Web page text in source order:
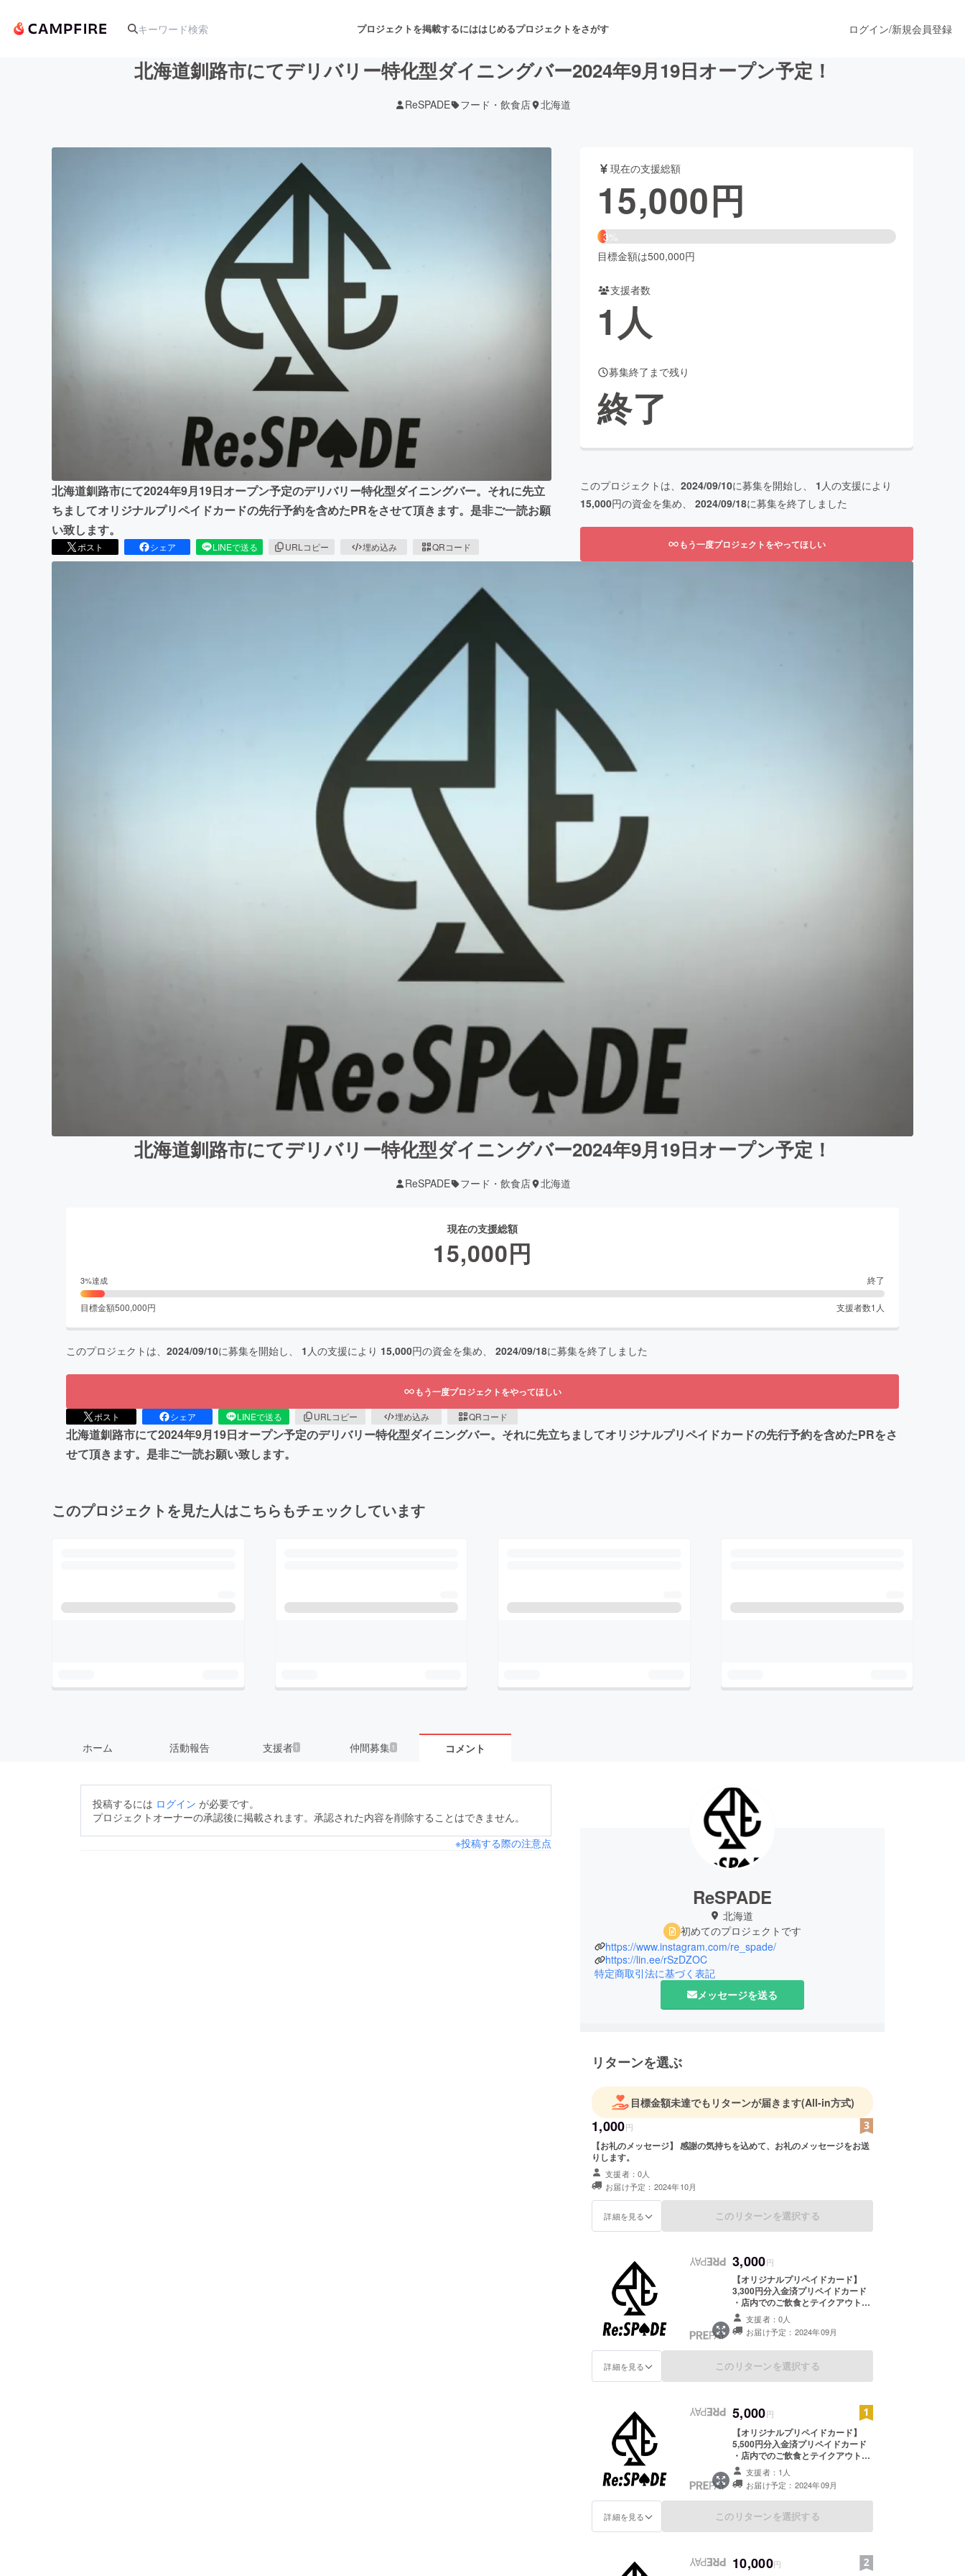
プロジェクトを掲載するにははじめるプロジェクトをさがす
舞台・パフォーマンス
テクノロジー・ガジェット ゲーム・サービス開発 ファッション
書籍・雑誌出版
ビジネス・起業 チャレンジ ビューティー・ヘルスケア
まちづくり・地域活性化
ログイン/新規会員登録
北海道釧路市にてデリバリー特化型ダイニングバー2024年9月19日オープン予定！
ReSPADE フード・飲食店 北海道
北海道釧路市にて2024年9月19日オープン予定のデリバリー特化型ダイニングバー。それに先立
ちましてオリジナルプリペイドカードの先行予約を含めたPRをさせて頂きます。是非ご一読お願
い致します。
ポスト シェア LINEで送る URLコピー 埋め込み QRコード
現在の支援総額
15,000円
3%
目標金額は500,000円
支援者数
1人
募集終了まで残り
終了
このプロジェクトは、 2024/09/10に募集を開始し、 1 人の支援により
15,000円の資金を集め、 2024/09/18に募集を終了しました
もう一度プロジェクトをやってほしい
北海道釧路市にてデリバリー特化型ダイニングバー2024年9月19日オープン予定！
ReSPADE フード・飲食店 北海道
現在の支援総額
15,000円
3%達成 終了
目標金額500,000円 支援者数1 人
このプロジェクトは、 2024/09/10に募集を開始し、 1 人の支援により 15,000円の資金を集め、 2024/09/18に募集を終了しました
もう一度プロジェクトをやってほしい
ポスト シェア LINEで送る URLコピー 埋め込み QRコード
北海道釧路市にて2024年9月19日オープン予定のデリバリー特化型ダイニングバー。それに先立ちましてオリジナルプリペイドカードの先行予約を含めたPRをさ
せて頂きます。是非ご一読お願い致します。
このプロジェクトを見た人はこちらもチェックしています
ホーム 活動報告 支援者 1 仲間募集 1 コメント
投稿するには ログイン が必要です。
プロジェクトオーナーの承認後に掲載されます。承認された内容を削除することはできません。
※投稿する際の注意点
ReSPADE
北海道
初めてのプロジェクトです
https://www.instagram.com/re_spade/
https://lin.ee/rSzDZOC
特定商取引法に基づく表記
メッセージを送る
リターンを選ぶ
目標金額未達でもリターンが届きます(All-in方式)
1,000円
【お礼のメッセージ】 感謝の気持ちを込めて、お礼のメッセージをお送
りします。
支援者：0人
お届け予定：2024年10月
詳細を見る このリターンを選択する
3,000円
【オリジナルプリペイドカード】
3,300円分入金済プリペイドカード
・店内でのご飲食とテイクアウトに
ご利用いただけます。 ・現金への交
換はできません。 ・当店以外でのご
使用はできません。 ・初回来店時に
お渡しいたします。スタッフにクラ
ウドファンディングで支援をした旨
をお声掛けください。 ・受け渡し期
間：2024年9月19日〜2024年10月
前等取得させて頂きます。 ・ご来店
のない場合支援金として受け取らせ
て頂き、11月以降サンキューレター
をお送りさせて頂きます。
支援者：0人
お届け予定：2024年09月
詳細を見る このリターンを選択する
5,000円
【オリジナルプリペイドカード】
5,500円分入金済プリペイドカード
・店内でのご飲食とテイクアウトに
ご利用いただけます。 ・現金への交
換はできません。 ・当店以外でのご
使用はできません。 ・初回来店時に
お渡しいたします。スタッフにクラ
ウドファンディングで支援をした旨
をお声掛けください。 ・受け渡し期
間：2024年9月19日〜2024年10月
前等取得させて頂きます。 ・ご来店
のない場合支援金として受け取らせ
支援者：1人
お届け予定：2024年09月
詳細を見る このリターンを選択する
10,000円